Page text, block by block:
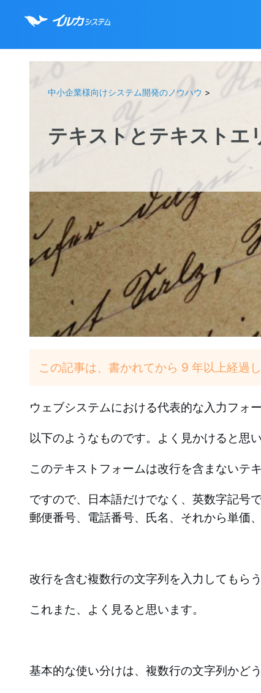
中小企業様向けシステム開発のノウハウ >
テキストとテキストエ
この記事は、書かれてから 9 年以上経過
ウェブシステムにおける代表的な入力フォ
以下のようなものです。よく見かけると思い
このテキストフォームは改行を含まないテ
ですので、日本語だけでなく、英数字記号
郵便番号、電話番号、氏名、それから単価
改行を含む複数行の文字列を入力してもら
これまた、よく見ると思います。
基本的な使い分けは、複数行の文字列かど